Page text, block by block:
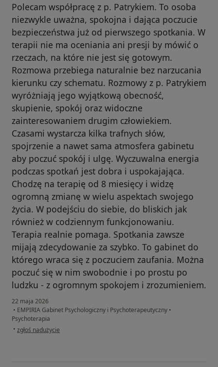
Polecam współpracę z p. Patrykiem. To osoba
niezwykle uważna, spokojna i dająca poczucie
bezpieczeństwa już od pierwszego spotkania. W
terapii nie ma oceniania ani presji by mówić o
rzeczach, na które nie jest się gotowym.
Rozmowa przebiega naturalnie bez narzucania
kierunku czy schematu. Rozmowy z p. Patrykiem
wyróżniają jego wyjątkową obecność,
skupienie, spokój oraz widoczne
zainteresowaniem drugim człowiekiem.
Czasami wystarcza kilka trafnych słów,
spojrzenie a nawet sama atmosfera gabinetu
aby poczuć spokój i ulgę. Wyczuwalna energia
podczas spotkań jest dobra i uspokajająca.
Chodzę na terapię od 8 miesięcy i widzę
ogromną zmianę w wielu aspektach swojego
życia. W podejściu do siebie, do bliskich jak
również w codziennym funkcjonowaniu.
Terapia realnie pomaga. Spotkania zawsze
mijają zdecydowanie za szybko. To gabinet do
którego wraca się z poczuciem zaufania. Można
poczuć się w nim swobodnie i po prostu po
ludzku - z ogromnym spokojem i zrozumieniem.
22 maja 2026
• EMPIRIA Gabinet Psychologiczny i Psychoterapeutyczny •
Psychoterapia
• w opinii użytkownika Anna
zgłoś nadużycie